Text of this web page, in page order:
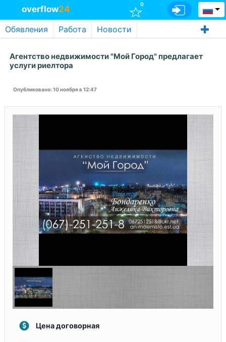
overflow24 0
Обявления Работа Новости
Агентство недвижимости "Мой Город" предлагает
услуги риелтора
Опубликовано: 10 ноября в 12:47
Цена договорная